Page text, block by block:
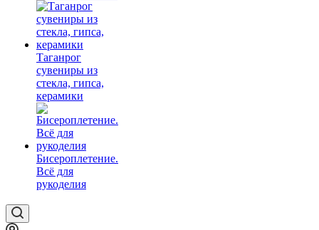
Таганрог
сувениры из
стекла, гипса,
керамики
Бисероплетение.
Всё для
рукоделия